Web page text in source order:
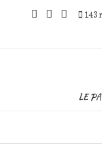
143
LE